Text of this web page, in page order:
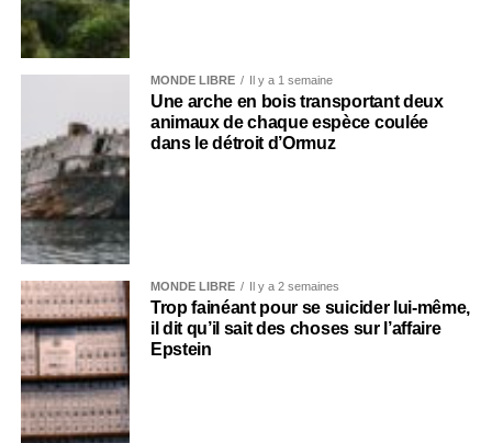
MONDE LIBRE Il y a 1 semaine
Une arche en bois transportant deux
animaux de chaque espèce coulée
dans le détroit d’Ormuz
MONDE LIBRE Il y a 2 semaines
Trop fainéant pour se suicider lui-même,
il dit qu’il sait des choses sur l’affaire
Epstein